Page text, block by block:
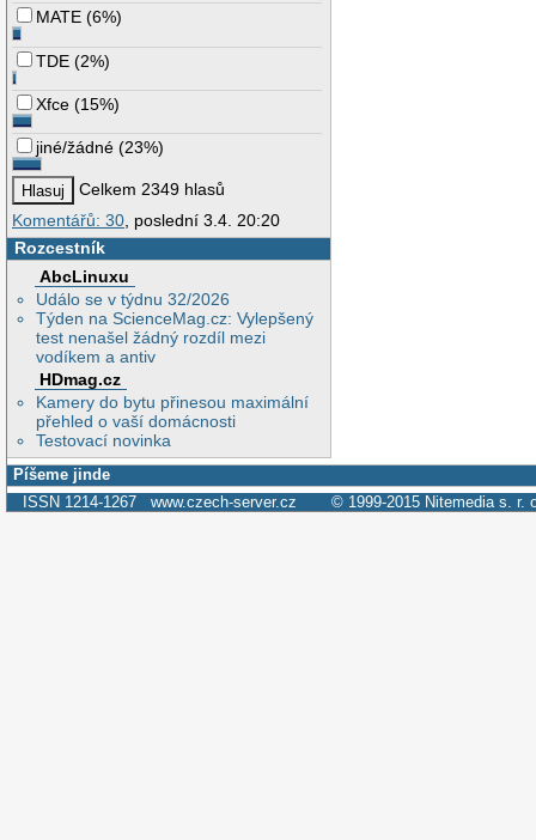
MATE (6%)
TDE (2%)
Xfce (15%)
jiné/žádné (23%)
Celkem 2349 hlasů
Komentářů: 30 , poslední 3.4. 20:20
Rozcestník
AbcLinuxu
Událo se v týdnu 32/2026
Týden na ScienceMag.cz: Vylepšený
test nenašel žádný rozdíl mezi
vodíkem a antiv
HDmag.cz
Kamery do bytu přinesou maximální
přehled o vaší domácnosti
Testovací novinka
Píšeme jinde
ISSN 1214-1267 www.czech-server.cz © 1999-2015 Nitemedia s. r.